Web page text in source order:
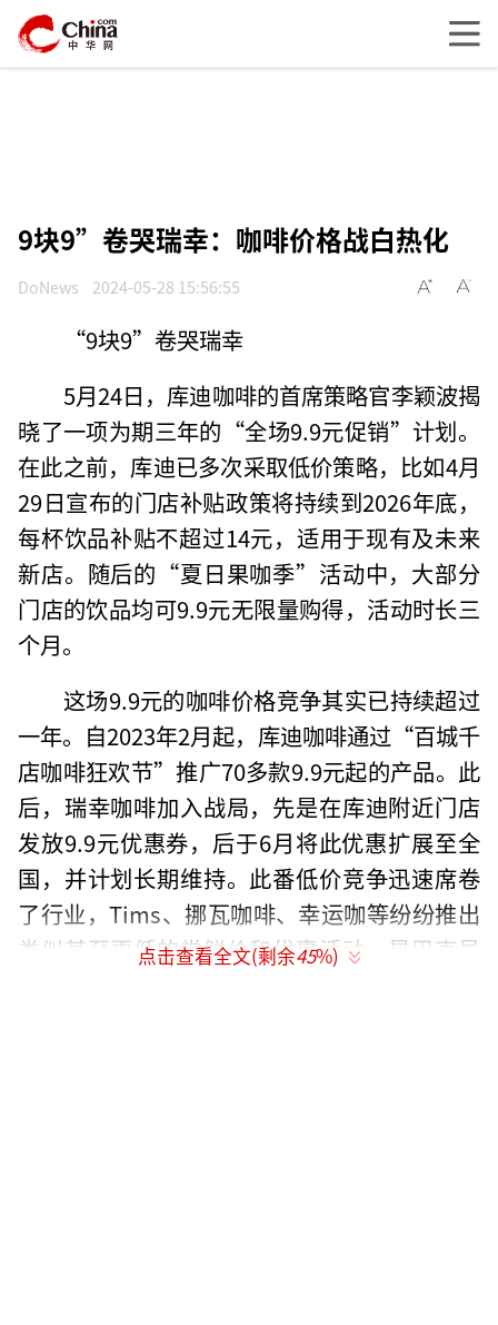
9块9”卷哭瑞幸：咖啡价格战白热化
DoNews 2024-05-28 15:56:55
“9块9”卷哭瑞幸
5月24日，库迪咖啡的首席策略官李颖波揭
晓了一项为期三年的“全场9.9元促销”计划。
在此之前，库迪已多次采取低价策略，比如4月
29日宣布的门店补贴政策将持续到2026年底，
每杯饮品补贴不超过14元，适用于现有及未来
新店。随后的“夏日果咖季”活动中，大部分
门店的饮品均可9.9元无限量购得，活动时长三
个月。
这场9.9元的咖啡价格竞争其实已持续超过
一年。自2023年2月起，库迪咖啡通过“百城千
店咖啡狂欢节”推广70多款9.9元起的产品。此
后，瑞幸咖啡加入战局，先是在库迪附近门店
发放9.9元优惠券，后于6月将此优惠扩展至全
国，并计划长期维持。此番低价竞争迅速席卷
了行业，Tims、挪瓦咖啡、幸运咖等纷纷推出
类似甚至更低的尝鲜价和优惠活动。星巴克虽
点击查看全文(剩余45%)